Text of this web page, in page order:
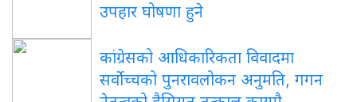
उपहार घोषणा हुने
कांग्रेसको आधिकारिकता विवादमा
सर्वोच्चको पुनरावलोकन अनुमति, गगन